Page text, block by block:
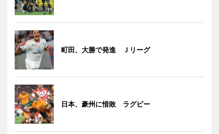
町田、大勝で発進 Ｊリーグ
日本、豪州に惜敗 ラグビー